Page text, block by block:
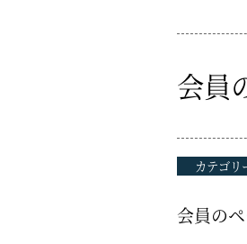
会員
カテゴリ
会員の